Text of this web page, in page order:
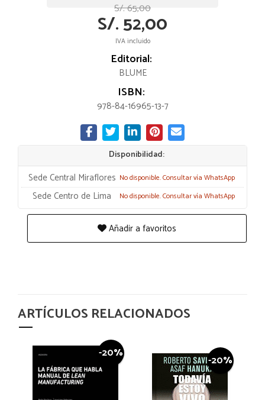
S/. 65,00
S/. 52,00
IVA incluido
Editorial:
BLUME
ISBN:
978-84-16965-13-7
Disponibilidad:
Sede Central Miraflores No disponible. Consultar vía WhatsApp
Sede Centro de Lima No disponible. Consultar vía WhatsApp
Añadir a favoritos
ARTÍCULOS RELACIONADOS
-20% -20%